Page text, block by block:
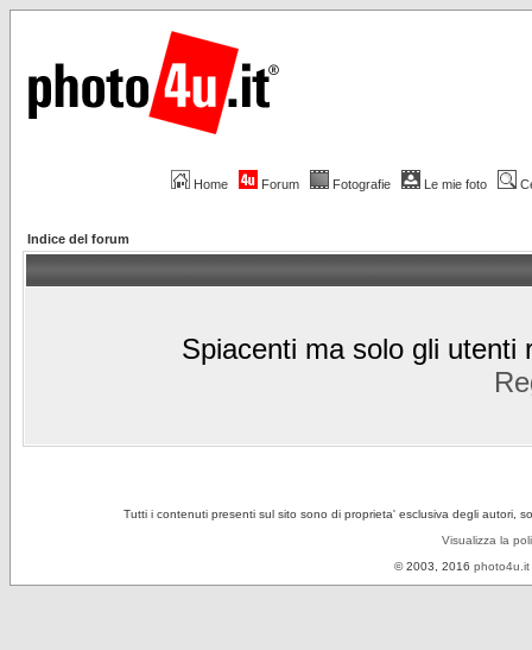
Home Forum Fotografie Le mie foto
Indice del forum
Spiacenti ma solo gli utenti
Tutti i contenuti presenti sul sito sono di proprieta' esclusiva degli autori,
Visualizza la
© 2003, 2016 photo4u.it